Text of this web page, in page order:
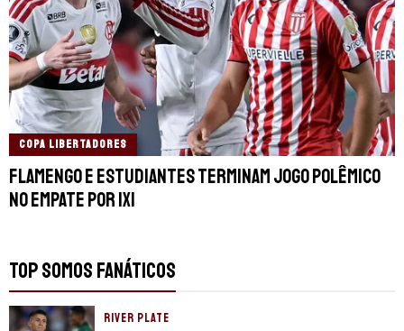
COPA LIBERTADORES
Flamengo e Estudiantes terminam jogo polêmico
no empate por 1x1
TOP SOMOS FANÁTICOS
RIVER PLATE